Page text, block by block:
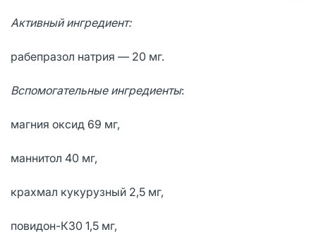
Активный ингредиент:
рабепразол натрия — 20 мг.
Вспомогательные ингредиенты:
магния оксид 69 мг,
маннитол 40 мг,
крахмал кукурузный 2,5 мг,
повидон-К30 1,5 мг,